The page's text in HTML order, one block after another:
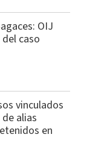
OIJ
caso
vinculados
alias
en